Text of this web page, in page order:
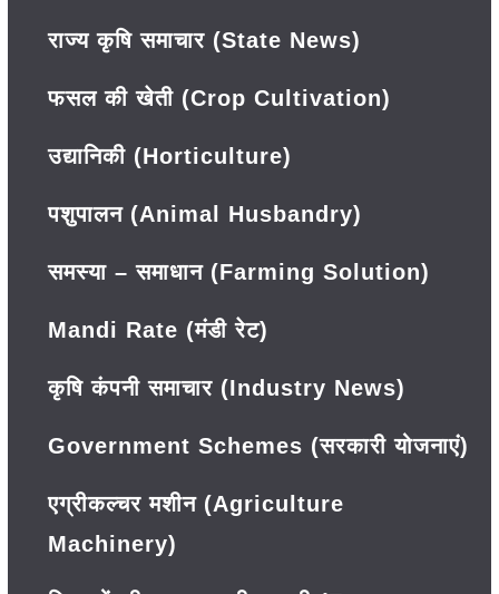
राज्य कृषि समाचार (State News)
फसल की खेती (Crop Cultivation)
उद्यानिकी (Horticulture)
पशुपालन (Animal Husbandry)
समस्या – समाधान (Farming Solution)
Mandi Rate (मंडी रेट)
कृषि कंपनी समाचार (Industry News)
Government Schemes (सरकारी योजनाएं)
एग्रीकल्चर मशीन (Agriculture
Machinery)